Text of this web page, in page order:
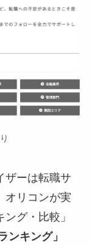
ザーは転職サ
オリコンが実
グ・比較」
ンキング」